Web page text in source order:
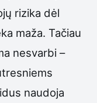
rizika dėl
maža. Tačiau
nesvarbi –
naudoja